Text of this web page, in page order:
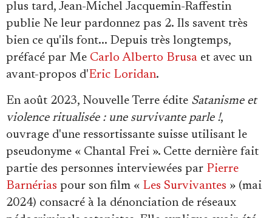
plus tard, Jean-Michel Jacquemin-Raffestin
publie Ne leur pardonnez pas 2. Ils savent très
bien ce qu'ils font... Depuis très longtemps,
préfacé par Me Carlo Alberto Brusa et avec un
avant-propos d'Eric Loridan.
En août 2023, Nouvelle Terre édite Satanisme et
violence ritualisée : une survivante parle !,
ouvrage d'une ressortissante suisse utilisant le
pseudonyme « Chantal Frei ». Cette dernière fait
partie des personnes interviewées par Pierre
Barnérias pour son film « Les Survivantes » (mai
2024) consacré à la dénonciation de réseaux